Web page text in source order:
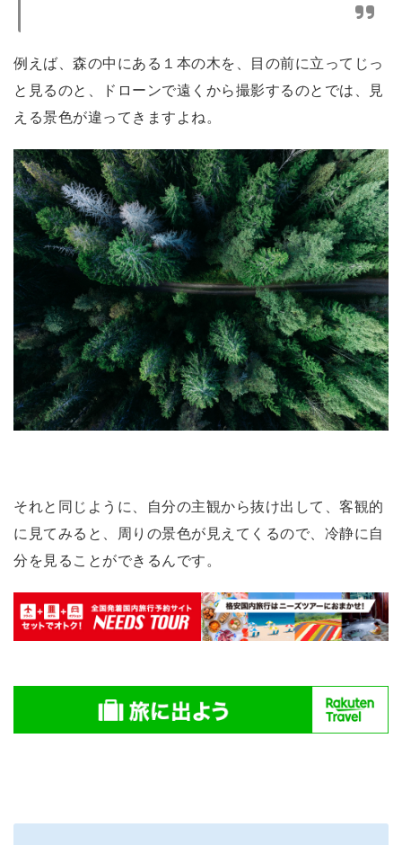
例えば、森の中にある１本の木を、目の前に立ってじっ
と見るのと、ドローンで遠くから撮影するのとでは、見
える景色が違ってきますよね。
それと同じように、自分の主観から抜け出して、客観的
に見てみると、周りの景色が見えてくるので、冷静に自
分を見ることができるんです。